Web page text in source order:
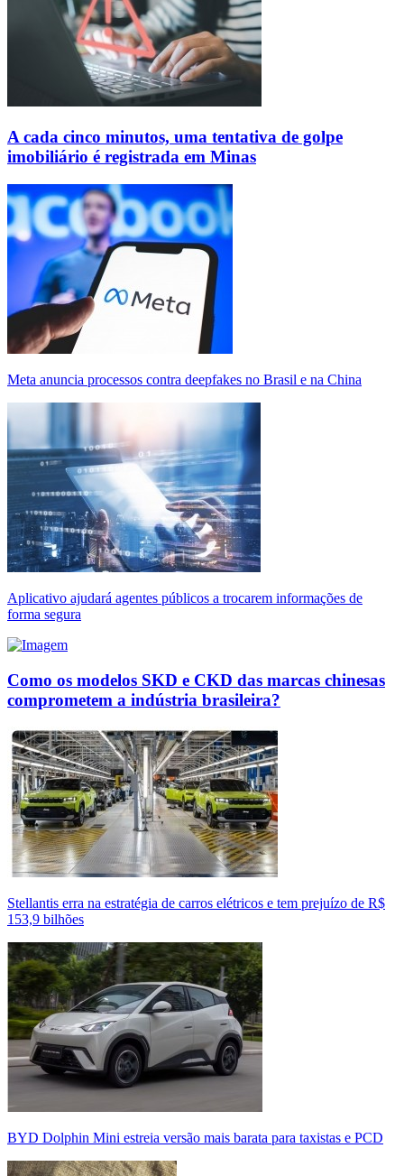
A cada cinco minutos, uma tentativa de golpe
imobiliário é registrada em Minas
Meta anuncia processos contra deepfakes no Brasil e na China
Aplicativo ajudará agentes públicos a trocarem informações de
forma segura
Como os modelos SKD e CKD das marcas chinesas
comprometem a indústria brasileira?
Stellantis erra na estratégia de carros elétricos e tem prejuízo de R$
153,9 bilhões
BYD Dolphin Mini estreia versão mais barata para taxistas e PCD